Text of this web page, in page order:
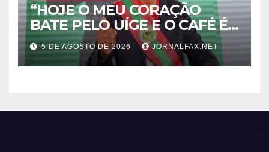
“HOJE O MEU CORAÇÃO
BATE PELO UÍGE E O CAFÉ É
UMA RIQUEZA QUE DORME E
PODE DESPERTAR ANGOLA”
– DISSE ACJ PRESIDENTE DA
5 DE AGOSTO DE 2026 JORNALFAX.NET